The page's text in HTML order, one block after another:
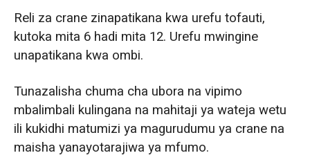
Reli za crane zinapatikana kwa urefu tofauti,
kutoka mita 6 hadi mita 12. Urefu mwingine
unapatikana kwa ombi.
Tunazalisha chuma cha ubora na vipimo
mbalimbali kulingana na mahitaji ya wateja wetu
ili kukidhi matumizi ya magurudumu ya crane na
maisha yanayotarajiwa ya mfumo.